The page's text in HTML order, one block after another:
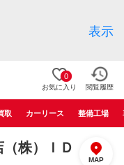
表示
0
お気に入り 閲覧履歴
取 カーリース 整備工場
株）ＩＤ
MAP